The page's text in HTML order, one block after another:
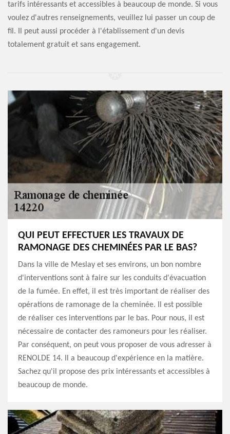
tarifs intéressants et accessibles à beaucoup de monde. Si vous
voulez d'autres renseignements, veuillez lui passer un coup de
fil. Il peut aussi procéder à l'établissement d'un devis
totalement gratuit et sans engagement.
QUI PEUT EFFECTUER LES TRAVAUX DE
RAMONAGE DES CHEMINÉES PAR LE BAS?
Dans la ville de Meslay et ses environs, un bon nombre
d'interventions sont à faire sur les conduits d'évacuation
de la fumée. En effet, il est très important de réaliser des
opérations de ramonage de la cheminée. Il est possible
de réaliser ces interventions par le bas. Pour nous, il est
nécessaire de contacter des ramoneurs pour les réaliser.
Par conséquent, on peut vous proposer de vous adresser à
RENOLDE 14. Il a beaucoup d'expérience en la matière.
Sachez qu'il propose des prix intéressants et accessibles à
beaucoup de monde.